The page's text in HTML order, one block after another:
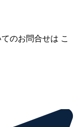
のお問合せは こ